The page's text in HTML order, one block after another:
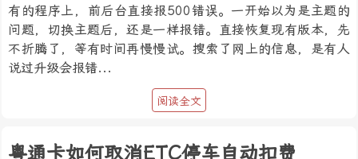
有的程序上，前后台直接报500错误。一开始以为是主题的
问题，切换主题后，还是一样报错。直接恢复现有版本，先
不折腾了，等有时间再慢慢试。搜索了网上的信息，是有人
说过升级会报错...
阅读全文
粤通卡如何取消ETC停车自动扣费